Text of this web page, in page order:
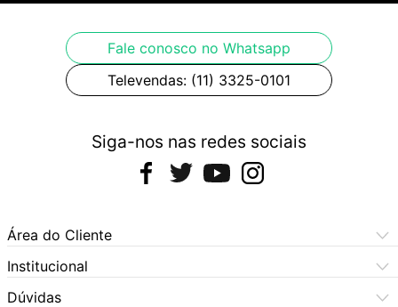
Fale conosco no Whatsapp
Televendas: (11) 3325-0101
Siga-nos nas redes sociais
Área do Cliente
Meus Pedidos
Meus Dados
Institucional
Central de Atendimento
Dúvidas